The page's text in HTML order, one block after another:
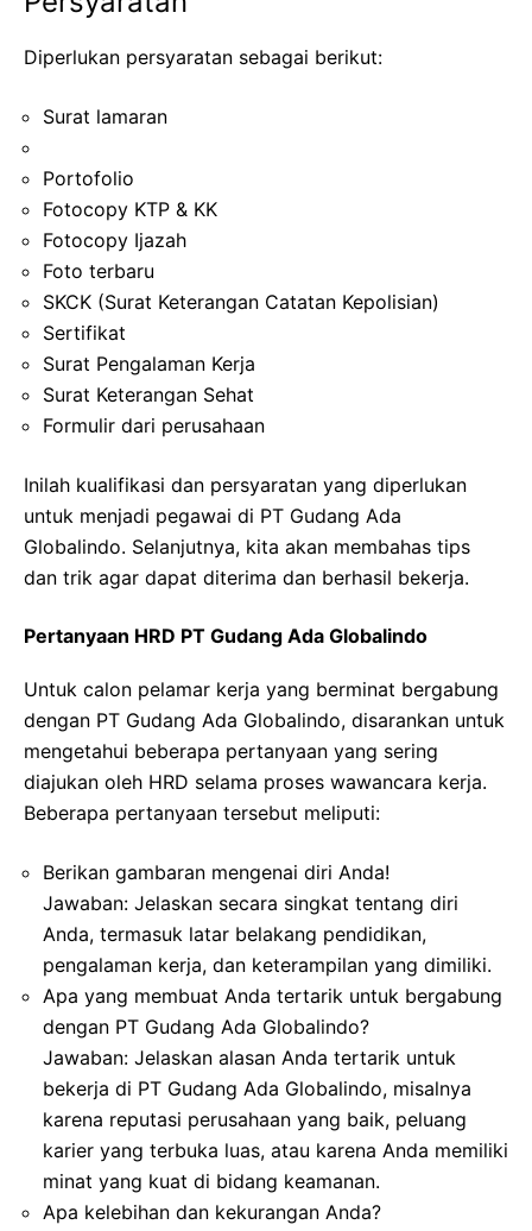
Diperlukan persyaratan sebagai berikut:
Surat lamaran
Portofolio
Fotocopy KTP & KK
Fotocopy Ijazah
Foto terbaru
SKCK (Surat Keterangan Catatan Kepolisian)
Sertifikat
Surat Pengalaman Kerja
Surat Keterangan Sehat
Formulir dari perusahaan
Inilah kualifikasi dan persyaratan yang diperlukan
untuk menjadi pegawai di PT Gudang Ada
Globalindo. Selanjutnya, kita akan membahas tips
dan trik agar dapat diterima dan berhasil bekerja.
Pertanyaan HRD PT Gudang Ada Globalindo
Untuk calon pelamar kerja yang berminat bergabung
dengan PT Gudang Ada Globalindo, disarankan untuk
mengetahui beberapa pertanyaan yang sering
diajukan oleh HRD selama proses wawancara kerja.
Beberapa pertanyaan tersebut meliputi:
Berikan gambaran mengenai diri Anda!
Jawaban: Jelaskan secara singkat tentang diri
Anda, termasuk latar belakang pendidikan,
pengalaman kerja, dan keterampilan yang dimiliki.
Apa yang membuat Anda tertarik untuk bergabung
dengan PT Gudang Ada Globalindo?
Jawaban: Jelaskan alasan Anda tertarik untuk
bekerja di PT Gudang Ada Globalindo, misalnya
karena reputasi perusahaan yang baik, peluang
karier yang terbuka luas, atau karena Anda memiliki
minat yang kuat di bidang keamanan.
Apa kelebihan dan kekurangan Anda?